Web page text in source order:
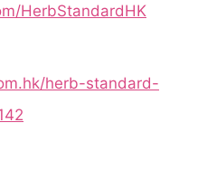
HerbStandardHK
herb-standard-